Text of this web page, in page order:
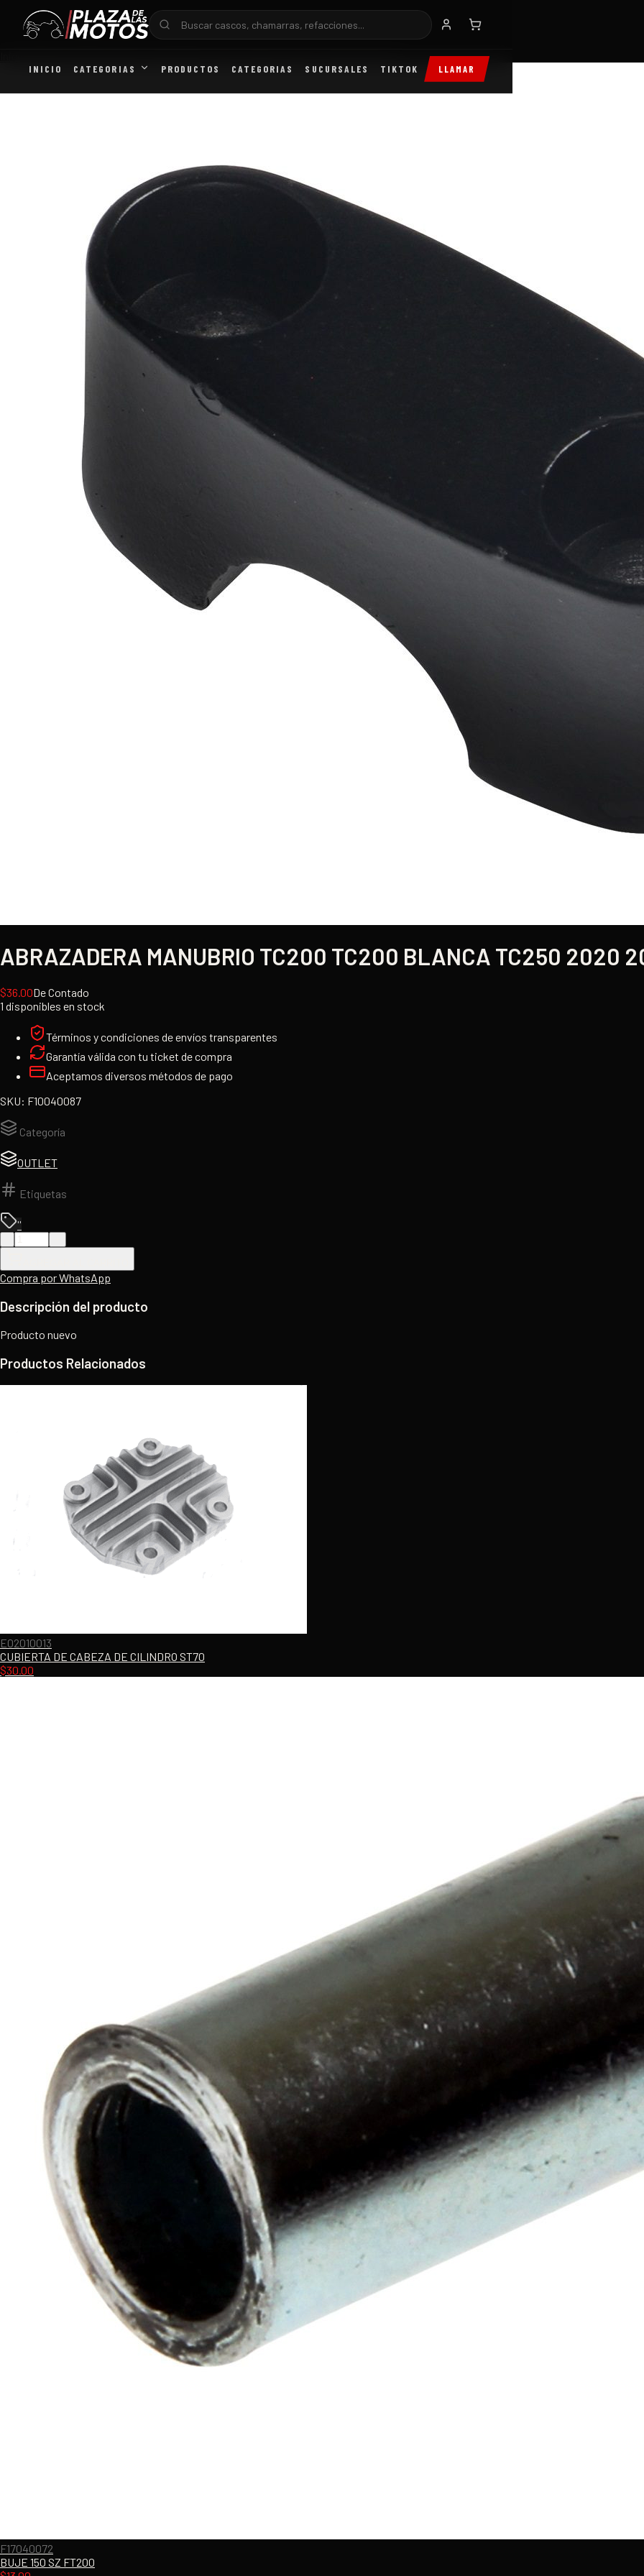
INICIO CATEGORIAS PRODUCTOS CATEGORIAS SUCURSALES TIKTOK LLAMAR
ABRAZADERA MANUBRIO TC200 TC200 BLANCA TC250 2020
$36.00De Contado
1 disponibles en stock
Términos y condiciones de envíos transparentes
Garantía válida con tu ticket de compra
Aceptamos diversos métodos de pago
SKU: F10040087
Categoría
OUTLET
Etiquetas
''
Compra por WhatsApp
Descripción del producto
Producto nuevo
Productos Relacionados
E02010013
CUBIERTA DE CABEZA DE CILINDRO ST70
$30.00
F17040072
BUJE 150 SZ FT200